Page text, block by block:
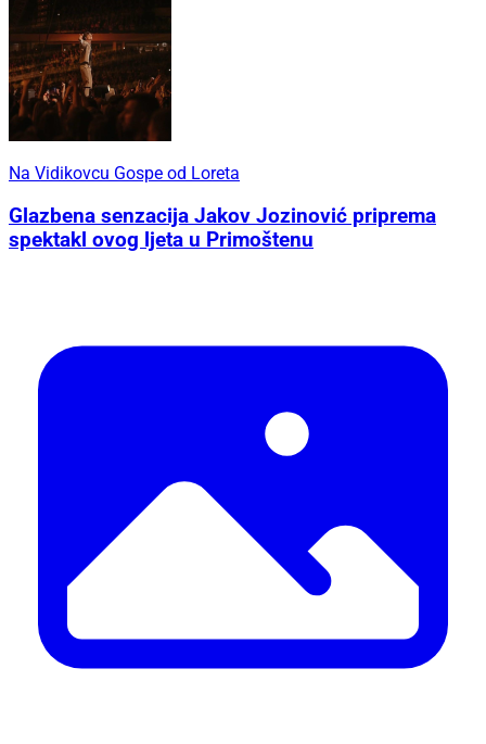
Na Vidikovcu Gospe od Loreta
Glazbena senzacija Jakov Jozinović priprema
spektakl ovog ljeta u Primoštenu